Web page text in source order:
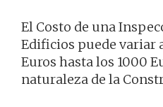
El Costo de una
Edificios puede variar
Euros hasta los 1000
naturaleza de la